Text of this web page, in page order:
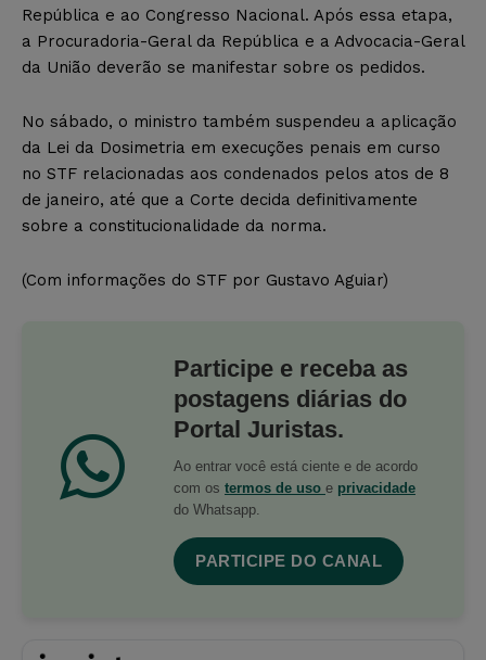
República e ao Congresso Nacional. Após essa etapa,
a Procuradoria-Geral da República e a Advocacia-Geral
da União deverão se manifestar sobre os pedidos.
No sábado, o ministro também suspendeu a aplicação
da Lei da Dosimetria em execuções penais em curso
no STF relacionadas aos condenados pelos atos de 8
de janeiro, até que a Corte decida definitivamente
sobre a constitucionalidade da norma.
(Com informações do STF por Gustavo Aguiar)
Participe e receba as
postagens diárias do
Portal Juristas.
Ao entrar você está ciente e de acordo
com os termos de uso e privacidade
do Whatsapp.
PARTICIPE DO CANAL